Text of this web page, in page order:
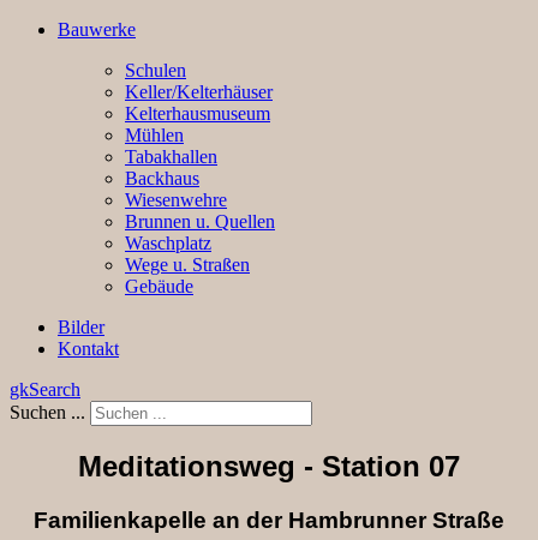
Bauwerke
Schulen
Keller/Kelterhäuser
Kelterhausmuseum
Mühlen
Tabakhallen
Backhaus
Wiesenwehre
Brunnen u. Quellen
Waschplatz
Wege u. Straßen
Gebäude
Bilder
Kontakt
gkSearch
Suchen ...
Meditationsweg - Station 07
Familienkapelle an der Hambrunner Straße